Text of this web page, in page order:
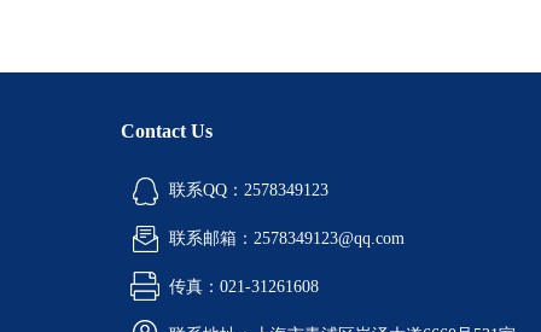
Contact Us
联系QQ：2578349123
联系邮箱：2578349123@qq.com
传真：021-31261608